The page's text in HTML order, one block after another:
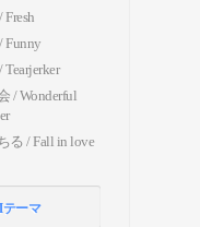
Funny
/ Wonderful
る / Fall in love
テーマ